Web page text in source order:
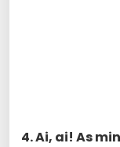
4. Ai, ai! As